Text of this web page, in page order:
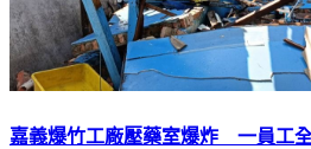
嘉義爆竹工廠壓藥室爆炸 一員工